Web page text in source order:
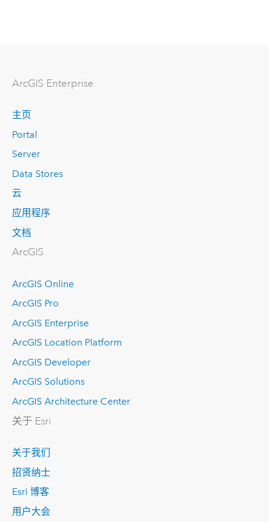
ArcGIS Enterprise
主页
Portal
Server
Data Stores
云
应用程序
文档
ArcGIS
ArcGIS Online
ArcGIS Pro
ArcGIS Enterprise
ArcGIS Location Platform
ArcGIS Developer
ArcGIS Solutions
ArcGIS Architecture Center
关于 Esri
关于我们
招贤纳士
Esri 博客
用户大会